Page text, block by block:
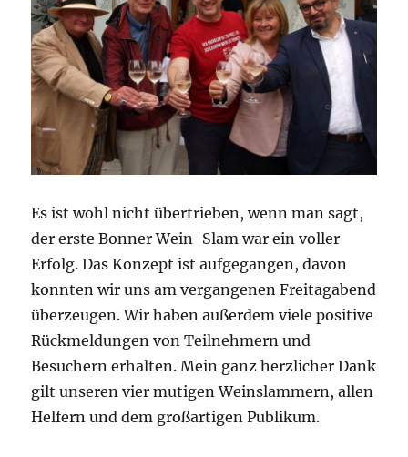
Es ist wohl nicht übertrieben, wenn man sagt,
der erste Bonner Wein-Slam war ein voller
Erfolg. Das Konzept ist aufgegangen, davon
konnten wir uns am vergangenen Freitagabend
überzeugen. Wir haben außerdem viele positive
Rückmeldungen von Teilnehmern und
Besuchern erhalten. Mein ganz herzlicher Dank
gilt unseren vier mutigen Weinslammern, allen
Helfern und dem großartigen Publikum.